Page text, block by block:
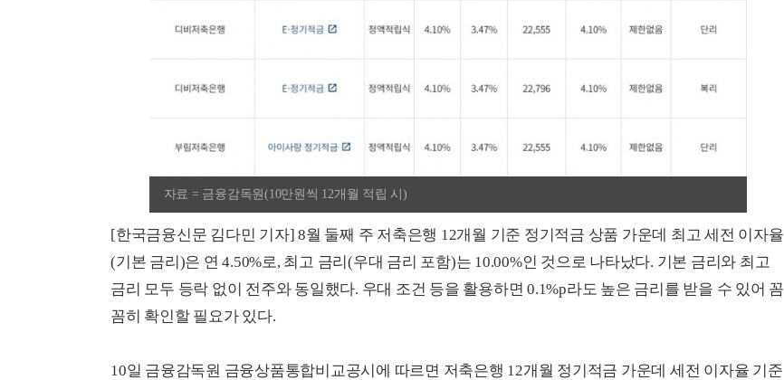
자료 = 금융감독원(10만원씩 12개월 적립 시)
[한국금융신문 김다민 기자] 8월 둘째 주 저축은행 12개월 기준 정기적금 상품 가운데 최고 세전 이자율
(기본 금리)은 연 4.50%로, 최고 금리(우대 금리 포함)는 10.00%인 것으로 나타났다. 기본 금리와 최고
금리 모두 등락 없이 전주와 동일했다. 우대 조건 등을 활용하면 0.1%p라도 높은 금리를 받을 수 있어 꼼
꼼히 확인할 필요가 있다.
10일 금융감독원 금융상품통합비교공시에 따르면 저축은행 12개월 정기적금 가운데 세전 이자율 기준